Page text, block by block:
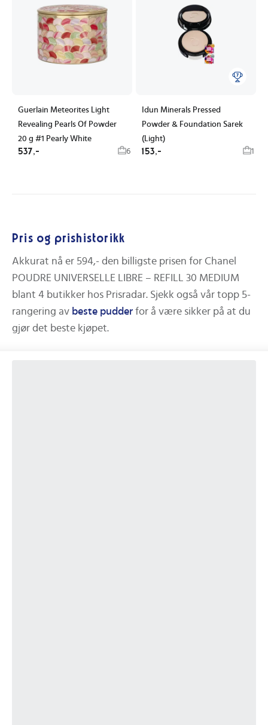
Guerlain Meteorites Light
Revealing Pearls Of Powder
20 g #1 Pearly White
537,- 6
Idun Minerals Pressed
Powder & Foundation Sarek
(Light)
153,- 1
Pris og prishistorikk
Akkurat nå er 594,- den billigste prisen for Chanel
POUDRE UNIVERSELLE LIBRE – REFILL 30 MEDIUM
blant 4 butikker hos Prisradar. Sjekk også vår topp 5-
rangering av beste pudder for å være sikker på at du
gjør det beste kjøpet.